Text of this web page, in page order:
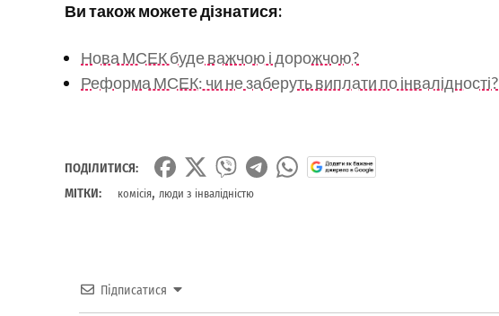
Ви також можете дізнатися:
Нова МСЕК буде важчою і дорожчою?
Реформа МСЕК: чи не заберуть виплати по інвалідності?
ПОДІЛИТИСЯ:
МІТКИ:
комісія, люди з інвалідністю
Підписатися